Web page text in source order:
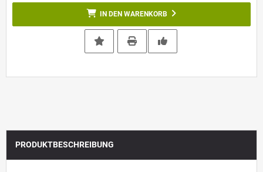
IN DEN WARENKORB
PRODUKTBESCHREIBUNG